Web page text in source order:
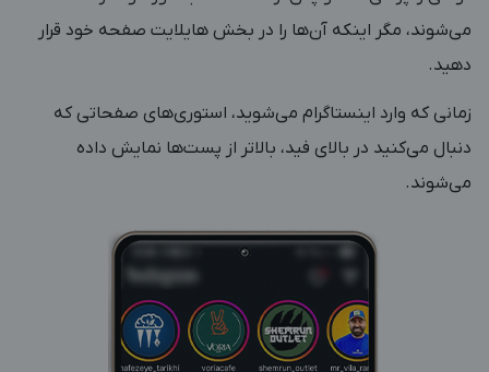
می‌شوند، مگر اینکه آن‌ها را در بخش هایلایت صفحه خود قرار
دهید.
زمانی که وارد اینستاگرام می‌شوید، استوری‌های صفحاتی که
دنبال می‌کنید در بالای فید، بالاتر از پست‌ها نمایش داده
می‌شوند.